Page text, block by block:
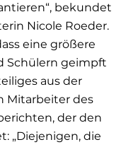
bekundet
Nicole Roeder.
eine größere
Schülern geimpft
aus der
Mitarbeiter des
der den
„Diejenigen, die